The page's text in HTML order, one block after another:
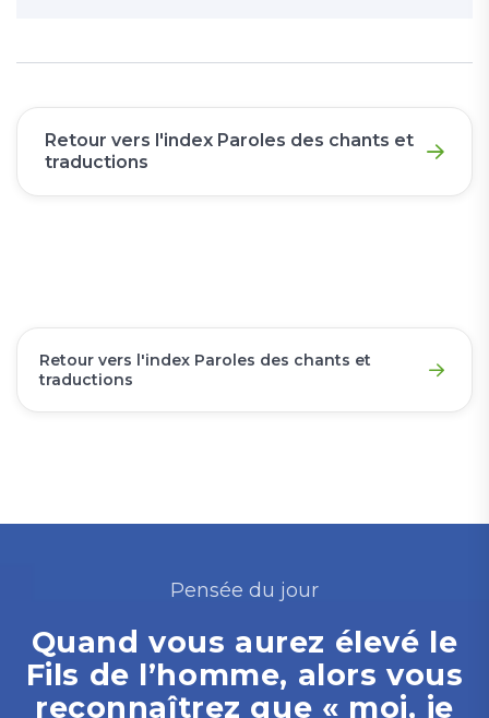
Retour vers l'index Paroles des chants et
traductions
Retour vers l'index Paroles des chants et
traductions
Pensée du jour
Quand vous aurez élevé le
Fils de l’homme, alors vous
reconnaîtrez que « moi, je